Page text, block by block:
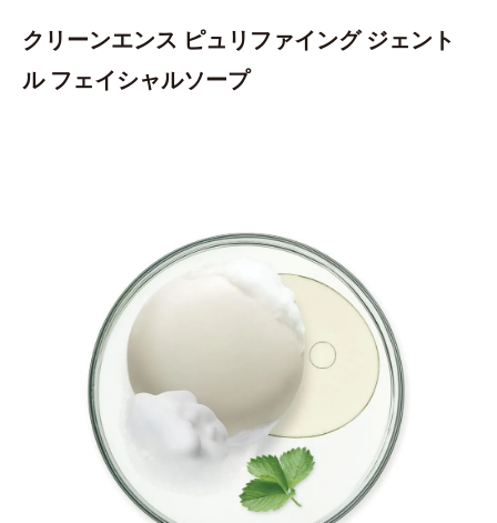
クリーンエンス ピュリファイング ジェント
ル フェイシャルソープ